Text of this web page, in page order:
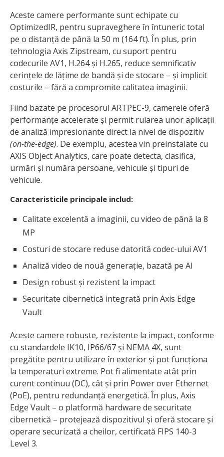
Aceste camere performante sunt echipate cu
OptimizedIR, pentru supraveghere în întuneric total
pe o distanță de până la 50 m (164 ft). În plus, prin
tehnologia Axis Zipstream, cu suport pentru
codecurile AV1, H.264 și H.265, reduce semnificativ
cerințele de lățime de bandă și de stocare – și implicit
costurile – fără a compromite calitatea imaginii.
Fiind bazate pe procesorul ARTPEC-9, camerele oferă
performanțe accelerate și permit rularea unor aplicații
de analiză impresionante direct la nivel de dispozitiv
(on-the-edge). De exemplu, acestea vin preinstalate cu
AXIS Object Analytics, care poate detecta, clasifica,
urmări și număra persoane, vehicule și tipuri de
vehicule.
Caracteristicile principale includ:
Calitate excelentă a imaginii, cu video de până la 8
MP
Costuri de stocare reduse datorită codec-ului AV1
Analiză video de nouă generație, bazată pe AI
Design robust și rezistent la impact
Securitate cibernetică integrată prin Axis Edge
Vault
Aceste camere robuste, rezistente la impact, conforme
cu standardele IK10, IP66/67 și NEMA 4X, sunt
pregătite pentru utilizare în exterior și pot funcționa
la temperaturi extreme. Pot fi alimentate atât prin
curent continuu (DC), cât și prin Power over Ethernet
(PoE), pentru redundanță energetică. În plus, Axis
Edge Vault – o platformă hardware de securitate
cibernetică – protejează dispozitivul și oferă stocare și
operare securizată a cheilor, certificată FIPS 140-3
Level 3.